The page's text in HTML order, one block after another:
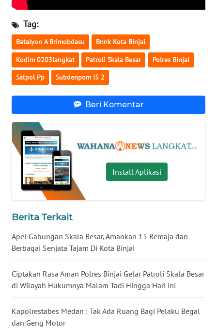
Tag:
Batalyon A Brimobdasu Bnnk Kota Binjai
Kodim 0203langkat Patroli Skala Besar Polres Binjai
Satpol Pp Subdenpom I5 2
Beri Komentar
Install Aplikasi
Berita Terkait
Apel Gabungan Skala Besar, Amankan 15 Remaja dan
Berbagai Senjata Tajam Di Kota Binjai
Ciptakan Rasa Aman Polres Binjai Gelar Patroli Skala Besar
di Wilayah Hukumnya Malam Tadi Hingga Hari ini
Kapolrestabes Medan : Tak Ada Ruang Bagi Pelaku Begal
dan Geng Motor
WN
KALTARA
WN
KALSEL
SULSEL
WN
GORONTALO
WN
WN
MALUKU
WN
MALUT
WN
DAIRI